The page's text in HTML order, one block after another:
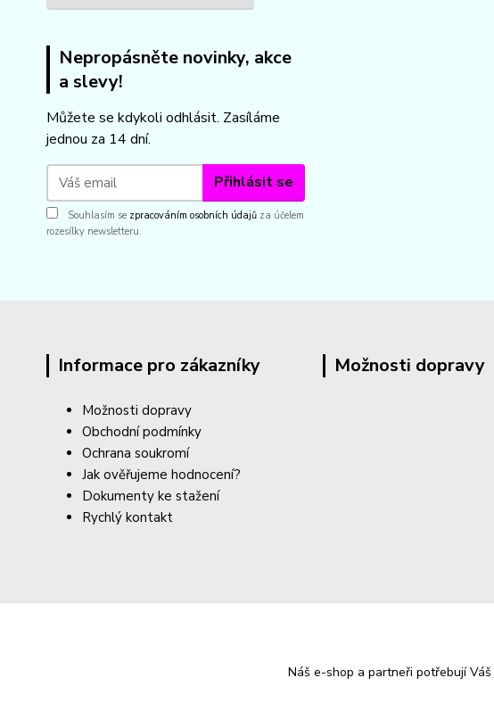
Nepropásněte novinky, akce
a slevy!
Můžete se kdykoli odhlásit. Zasíláme
jednou za 14 dní.
Přihlásit se
Souhlasím se zpracováním osobních údajů za účelem
rozesílky newsletteru.
Informace pro zákazníky
Možnosti dopravy
Obchodní podmínky
Ochrana soukromí
Jak ověřujeme hodnocení?
Dokumenty ke stažení
Rychlý kontakt
Možnosti dopravy
Náš e-shop a partneři potřebují Váš